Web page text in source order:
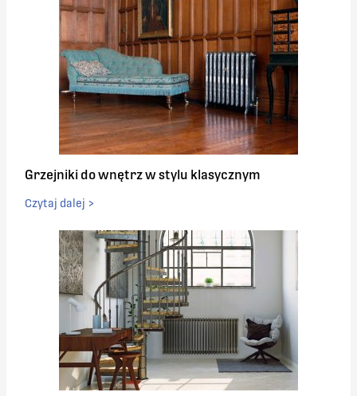
Grzejniki do wnętrz w stylu klasycznym
Czytaj dalej >